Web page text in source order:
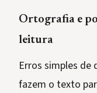
Ortografia e
leitura
Erros simples
fazem o texto